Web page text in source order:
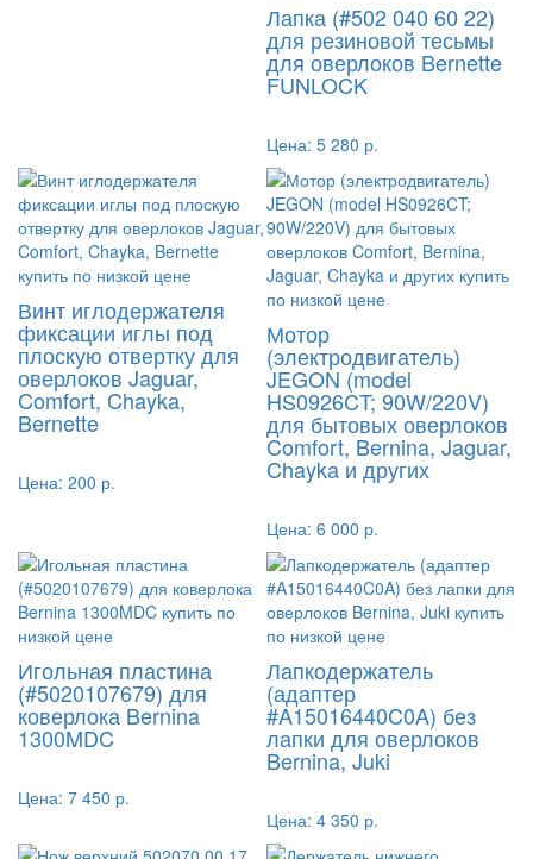
Лапка (#502 040 60 22)
для резиновой тесьмы
для оверлоков Bernette
FUNLOCK
Цена: 5 280 р.
Винт иглодержателя
фиксации иглы под
плоскую отвертку для
оверлоков Jaguar,
Comfort, Chayka,
Bernette
Цена: 200 р.
Мотор
(электродвигатель)
JEGON (model
HS0926CT; 90W/220V)
для бытовых оверлоков
Comfort, Bernina, Jaguar,
Chayka и других
Цена: 6 000 р.
Игольная пластина
(#5020107679) для
коверлока Bernina
1300MDC
Цена: 7 450 р.
Лапкодержатель
(адаптер
#A15016440C0A) без
лапки для оверлоков
Bernina, Juki
Цена: 4 350 р.